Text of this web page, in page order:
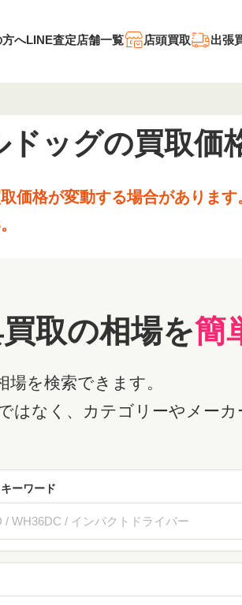
方へLINE査定店舗一覧 店頭買取 出張
ドッグの買取価
価格が変動する場合があります
取の相場を簡
場を検索できます。
はなく、カテゴリーやメー
ーワード